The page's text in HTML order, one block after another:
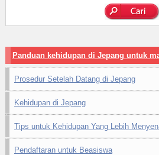
Panduan kehidupan di Jepang untuk
Prosedur Setelah Datang di Jepang
Kehidupan di Jepang
Tips untuk Kehidupan Yang Lebih
Pendaftaran untuk Beasiswa